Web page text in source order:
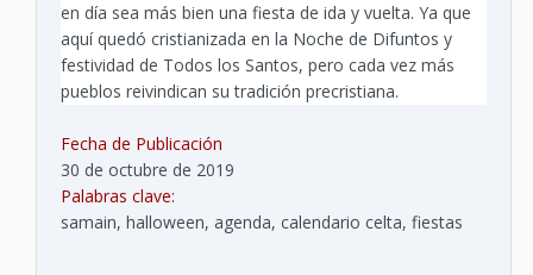
en día sea más bien una fiesta de ida y vuelta. Ya que
aquí quedó cristianizada en la Noche de Difuntos y
festividad de Todos los Santos, pero cada vez más
pueblos reivindican su tradición precristiana.
Fecha de Publicación
30 de octubre de 2019
Palabras clave:
samain, halloween, agenda, calendario celta, fiestas